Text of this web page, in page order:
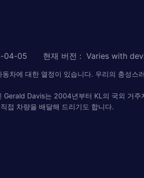
04-05 현재 버전 : Varies with
차에 대한 열정이 있습니다. 우리의 충성
Gerald Davis는 2004년부터 KL의 국외 거
접 차량을 배달해 드리기도 합니다.